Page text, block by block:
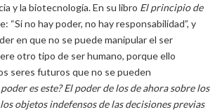
y la biotecnología. En su libro El principio de
“Si no hay poder, no hay responsabilidad”, y
en que no se puede manipular el ser
otro tipo de ser humano, porque ello
seres futuros que no se pueden
poder es este? El poder de los de ahora sobre los
objetos indefensos de las decisiones previas